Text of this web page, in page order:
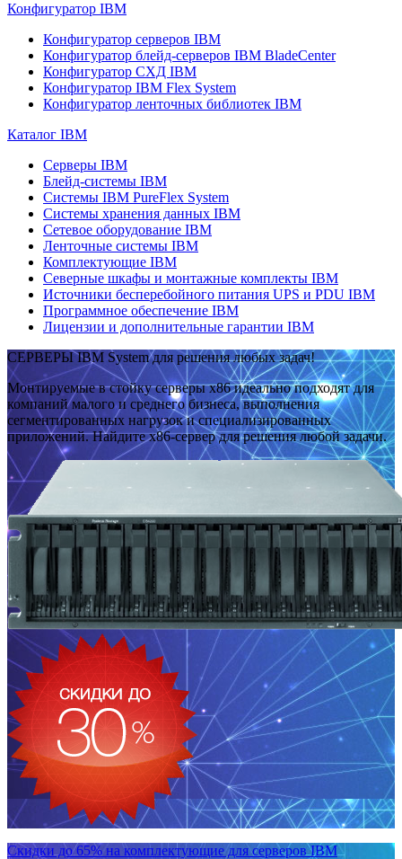
Конфигуратор IBM
Конфигуратор серверов IBM
Конфигуратор блейд-серверов IBM BladeCenter
Конфигуратор СХД IBM
Конфигуратор IBM Flex System
Конфигуратор ленточных библиотек IBM
Каталог IBM
Серверы IBM
Блейд-системы IBM
Системы IBM PureFlex System
Системы хранения данных IBM
Сетевое оборудование IBM
Ленточные системы IBM
Комплектующие IBM
Северные шкафы и монтажные комплекты IBM
Источники бесперебойного питания UPS и PDU IBM
Программное обеспечение IBM
Лицензии и дополнительные гарантии IBM
СЕРВЕРЫ IBM System для решения любых задач!
Монтируемые в стойку серверы x86 идеально подходят для
компаний малого и среднего бизнеса, выполнения
сегментированных нагрузок и специализированных
приложений. Найдите x86-сервер для решения любой задачи.
Скидки до 65% на комплектующие для серверов IBM